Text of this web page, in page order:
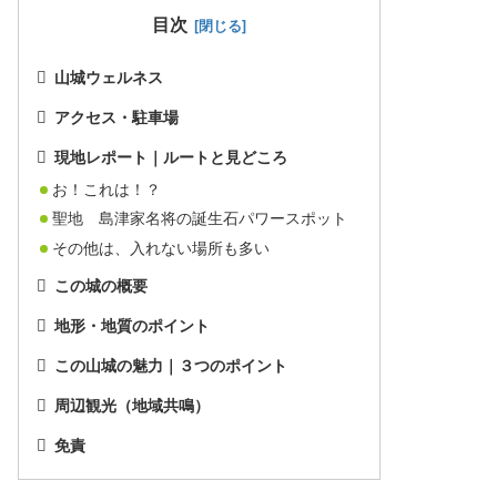
目次
山城ウェルネス
アクセス・駐車場
現地レポート｜ルートと見どころ
お！これは！？
聖地 島津家名将の誕生石パワースポット
その他は、入れない場所も多い
この城の概要
地形・地質のポイント
この山城の魅力｜３つのポイント
周辺観光（地域共鳴）
免責